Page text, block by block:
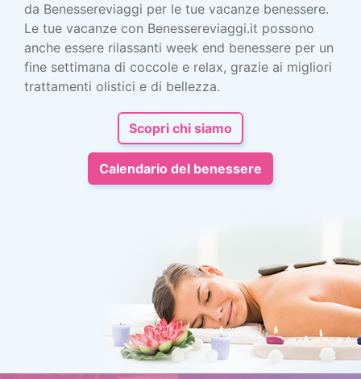
da Benessereviaggi per le tue vacanze benessere.
Le tue vacanze con Benessereviaggi.it possono
anche essere rilassanti week end benessere per un
fine settimana di coccole e relax, grazie ai migliori
trattamenti olistici e di bellezza.
Scopri chi siamo
Calendario del benessere